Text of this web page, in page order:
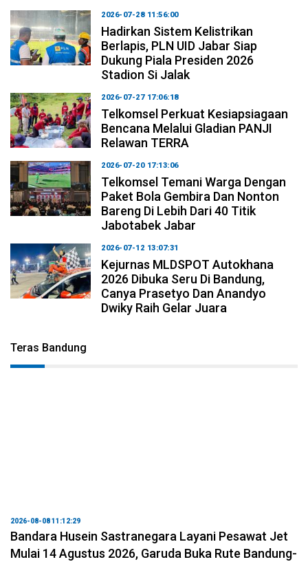
2026-07-28 11:56:00
Hadirkan Sistem Kelistrikan
Berlapis, PLN UID Jabar Siap
Dukung Piala Presiden 2026
Stadion Si Jalak
2026-07-27 17:06:18
Telkomsel Perkuat Kesiapsiagaan
Bencana Melalui Gladian PANJI
Relawan TERRA
2026-07-20 17:13:06
Telkomsel Temani Warga Dengan
Paket Bola Gembira Dan Nonton
Bareng Di Lebih Dari 40 Titik
Jabotabek Jabar
2026-07-12 13:07:31
Kejurnas MLDSPOT Autokhana
2026 Dibuka Seru Di Bandung,
Canya Prasetyo Dan Anandyo
Dwiky Raih Gelar Juara
Teras Bandung
2026-08-08 11:12:29
Bandara Husein Sastranegara Layani Pesawat Jet
Mulai 14 Agustus 2026, Garuda Buka Rute Bandung-